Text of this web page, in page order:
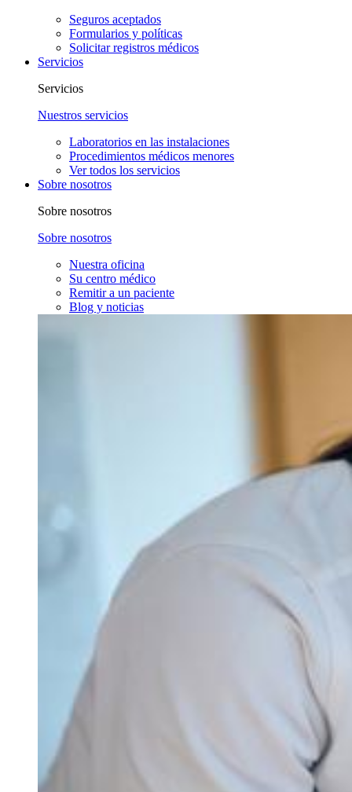
Seguros aceptados
Formularios y políticas
Solicitar registros médicos
Servicios
Servicios
Nuestros servicios
Laboratorios en las instalaciones
Procedimientos médicos menores
Ver todos los servicios
Sobre nosotros
Sobre nosotros
Sobre nosotros
Nuestra oficina
Su centro médico
Remitir a un paciente
Blog y noticias